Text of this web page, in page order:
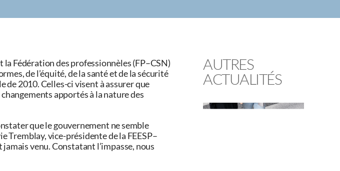
la Fédération des professionnèles (FP–CSN)
de l’équité, de la santé et de la sécurité
de 2010. Celles-ci visent à assurer que
apportés à la nature des
que le gouvernement ne semble
Tremblay, vice-présidente de la FEESP–
venu. Constatant l’impasse, nous
AUTRES
ACTUALITÉS